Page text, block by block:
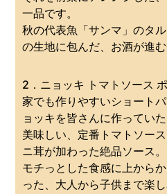
一品です。
秋の代表魚「サンマ」のタ
の生地に包んだ、お酒が進む
2．ニョッキ トマトソース
家でも作りやすいショート
ョッキを皆さんに作っていた
美味しい、定番トマトソー
ニ茸が加わった絶品ソース。
モチっとした食感に上から
った、大人から子供まで楽